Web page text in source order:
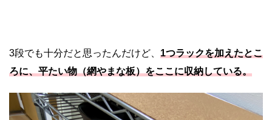
3段でも十分だと思ったんだけど、 1つラックを加えたとこ
ろに、平たい物（網やまな板）をここに収納している。